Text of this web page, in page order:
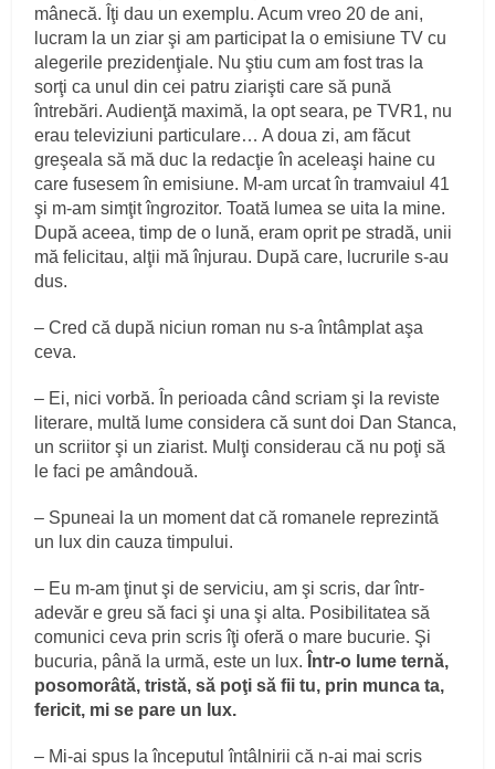
mânecă. Îţi dau un exemplu. Acum vreo 20 de ani,
lucram la un ziar şi am participat la o emisiune TV cu
alegerile prezidenţiale. Nu ştiu cum am fost tras la
sorţi ca unul din cei patru ziarişti care să pună
întrebări. Audienţă maximă, la opt seara, pe TVR1, nu
erau televiziuni particulare… A doua zi, am făcut
greşeala să mă duc la redacţie în aceleaşi haine cu
care fusesem în emisiune. M-am urcat în tramvaiul 41
şi m-am simţit îngrozitor. Toată lumea se uita la mine.
După aceea, timp de o lună, eram oprit pe stradă, unii
mă felicitau, alţii mă înjurau. După care, lucrurile s-au
dus.
– Cred că după niciun roman nu s-a întâmplat aşa
ceva.
– Ei, nici vorbă. În perioada când scriam şi la reviste
literare, multă lume considera că sunt doi Dan Stanca,
un scriitor şi un ziarist. Mulţi considerau că nu poţi să
le faci pe amândouă.
– Spuneai la un moment dat că romanele reprezintă
un lux din cauza timpului.
– Eu m-am ţinut şi de serviciu, am şi scris, dar într-
adevăr e greu să faci şi una şi alta. Posibilitatea să
comunici ceva prin scris îţi oferă o mare bucurie. Şi
bucuria, până la urmă, este un lux. Într-o lume ternă,
posomorâtă, tristă, să poţi să fii tu, prin munca ta,
fericit, mi se pare un lux.
– Mi-ai spus la începutul întâlnirii că n-ai mai scris